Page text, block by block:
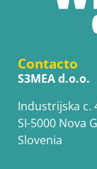
Contacto
S3MEA d.o.o.
Industrijska c.
SI-5000 Nova
Slovenia